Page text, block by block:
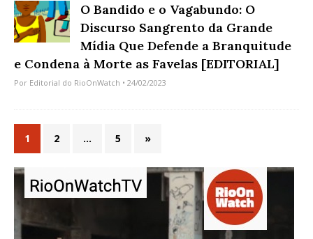
O Bandido e o Vagabundo: O
Discurso Sangrento da Grande
Mídia Que Defende a Branquitude
e Condena à Morte as Favelas [EDITORIAL]
Por Editorial do RioOnWatch • 24/02/2023
1 2 … 5 »